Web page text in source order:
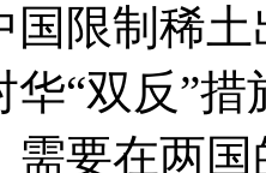
国限制稀
华“双反”
需要在两